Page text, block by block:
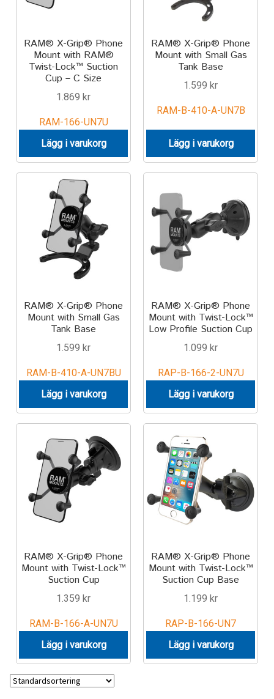
RAM® X-Grip® Phone
Mount with RAM®
Twist-Lock™ Suction
Cup – C Size
1.869 kr
RAM-166-UN7U
Lägg i varukorg
RAM® X-Grip® Phone
Mount with Small Gas
Tank Base
1.599 kr
RAM-B-410-A-UN7B
Lägg i varukorg
RAM® X-Grip® Phone
Mount with Small Gas
Tank Base
1.599 kr
RAM-B-410-A-UN7BU
Lägg i varukorg
RAM® X-Grip® Phone
Mount with Twist-Lock™
Low Profile Suction Cup
1.099 kr
RAP-B-166-2-UN7U
Lägg i varukorg
RAM® X-Grip® Phone
Mount with Twist-Lock™
Suction Cup
1.359 kr
RAM-B-166-A-UN7U
Lägg i varukorg
RAM® X-Grip® Phone
Mount with Twist-Lock™
Suction Cup Base
1.199 kr
RAP-B-166-UN7
Lägg i varukorg